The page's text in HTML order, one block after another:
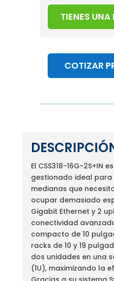
TIENES
COTIZAR
El CSS318-16G-2S+IN
gestionado ideal
medianas que
ocupar demasiado
Gigabit Ethernet y 2
conectividad
compacto de 10
racks de 10 y 19
dos unidades en una
(1U), maximizando la